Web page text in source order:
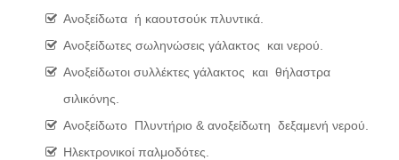
Ανοξείδωτα ή καουτσούκ πλυντικά.
Ανοξείδωτες σωληνώσεις γάλακτος και νερού.
Ανοξείδωτοι συλλέκτες γάλακτος και θήλαστρα
σιλικόνης.
Ανοξείδωτο Πλυντήριο & ανοξείδωτη δεξαμενή νερού.
Ηλεκτρονικοί παλμοδότες.